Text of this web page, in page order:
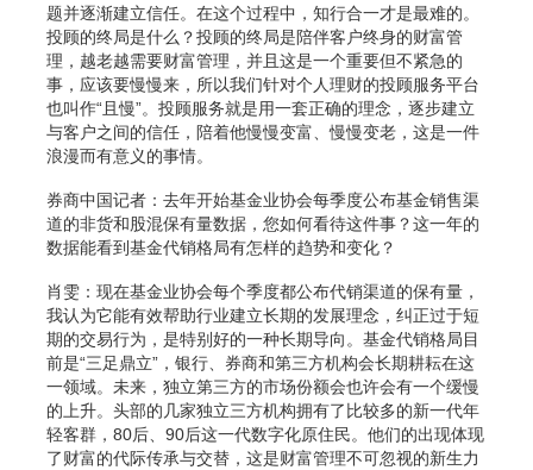
题并逐渐建立信任。在这个过程中，知行合一才是最难的。
投顾的终局是什么？投顾的终局是陪伴客户终身的财富管
理，越老越需要财富管理，并且这是一个重要但不紧急的
事，应该要慢慢来，所以我们针对个人理财的投顾服务平台
也叫作“且慢”。投顾服务就是用一套正确的理念，逐步建立
与客户之间的信任，陪着他慢慢变富、慢慢变老，这是一件
浪漫而有意义的事情。
券商中国记者：去年开始基金业协会每季度公布基金销售渠
道的非货和股混保有量数据，您如何看待这件事？这一年的
数据能看到基金代销格局有怎样的趋势和变化？
肖雯：现在基金业协会每个季度都公布代销渠道的保有量，
我认为它能有效帮助行业建立长期的发展理念，纠正过于短
期的交易行为，是特别好的一种长期导向。基金代销格局目
前是“三足鼎立”，银行、券商和第三方机构会长期耕耘在这
一领域。未来，独立第三方的市场份额会也许会有一个缓慢
的上升。头部的几家独立三方机构拥有了比较多的新一代年
轻客群，80后、90后这一代数字化原住民。他们的出现体现
了财富的代际传承与交替，这是财富管理不可忽视的新生力